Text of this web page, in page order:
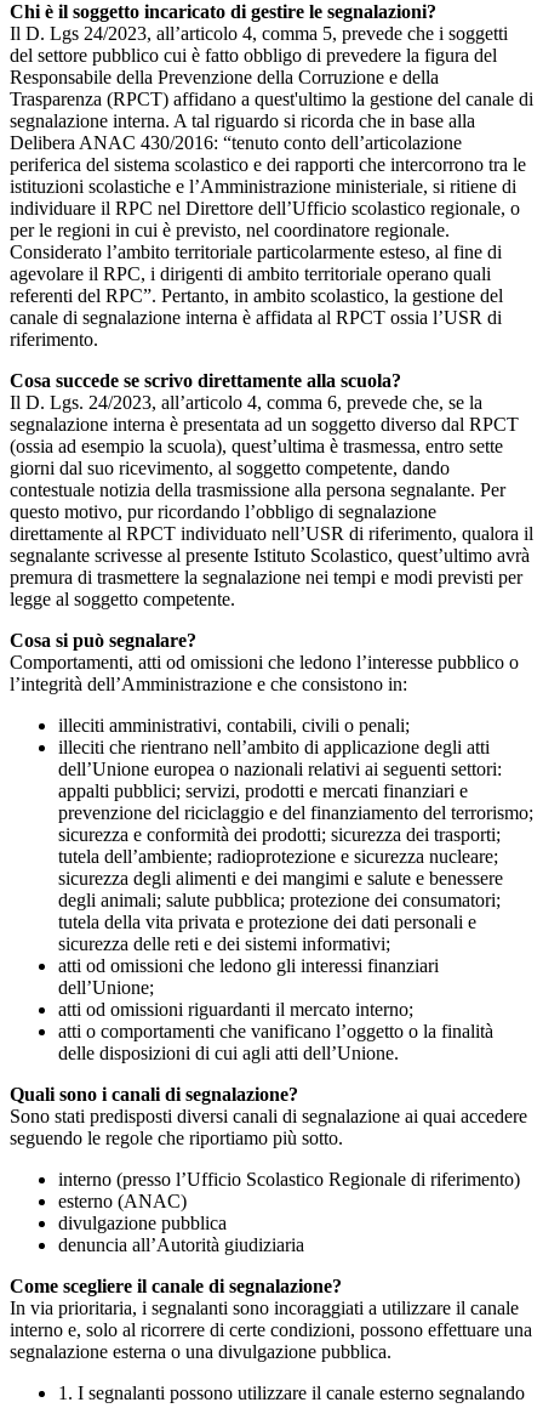
Chi è il soggetto incaricato di gestire le segnalazioni?
Il D. Lgs 24/2023, all’articolo 4, comma 5, prevede che i soggetti
del settore pubblico cui è fatto obbligo di prevedere la figura del
Responsabile della Prevenzione della Corruzione e della
Trasparenza (RPCT) affidano a quest'ultimo la gestione del canale di
segnalazione interna. A tal riguardo si ricorda che in base alla
Delibera ANAC 430/2016: “tenuto conto dell’articolazione
periferica del sistema scolastico e dei rapporti che intercorrono tra le
istituzioni scolastiche e l’Amministrazione ministeriale, si ritiene di
individuare il RPC nel Direttore dell’Ufficio scolastico regionale, o
per le regioni in cui è previsto, nel coordinatore regionale.
Considerato l’ambito territoriale particolarmente esteso, al fine di
agevolare il RPC, i dirigenti di ambito territoriale operano quali
referenti del RPC”. Pertanto, in ambito scolastico, la gestione del
canale di segnalazione interna è affidata al RPCT ossia l’USR di
riferimento.
Cosa succede se scrivo direttamente alla scuola?
Il D. Lgs. 24/2023, all’articolo 4, comma 6, prevede che, se la
segnalazione interna è presentata ad un soggetto diverso dal RPCT
(ossia ad esempio la scuola), quest’ultima è trasmessa, entro sette
giorni dal suo ricevimento, al soggetto competente, dando
contestuale notizia della trasmissione alla persona segnalante. Per
questo motivo, pur ricordando l’obbligo di segnalazione
direttamente al RPCT individuato nell’USR di riferimento, qualora il
segnalante scrivesse al presente Istituto Scolastico, quest’ultimo avrà
premura di trasmettere la segnalazione nei tempi e modi previsti per
legge al soggetto competente.
Cosa si può segnalare?
Comportamenti, atti od omissioni che ledono l’interesse pubblico o
l’integrità dell’Amministrazione e che consistono in:
illeciti amministrativi, contabili, civili o penali;
illeciti che rientrano nell’ambito di applicazione degli atti
dell’Unione europea o nazionali relativi ai seguenti settori:
appalti pubblici; servizi, prodotti e mercati finanziari e
prevenzione del riciclaggio e del finanziamento del terrorismo;
sicurezza e conformità dei prodotti; sicurezza dei trasporti;
tutela dell’ambiente; radioprotezione e sicurezza nucleare;
sicurezza degli alimenti e dei mangimi e salute e benessere
degli animali; salute pubblica; protezione dei consumatori;
tutela della vita privata e protezione dei dati personali e
sicurezza delle reti e dei sistemi informativi;
atti od omissioni che ledono gli interessi finanziari
dell’Unione;
atti od omissioni riguardanti il mercato interno;
atti o comportamenti che vanificano l’oggetto o la finalità
delle disposizioni di cui agli atti dell’Unione.
Quali sono i canali di segnalazione?
Sono stati predisposti diversi canali di segnalazione ai quai accedere
seguendo le regole che riportiamo più sotto.
interno (presso l’Ufficio Scolastico Regionale di riferimento)
esterno (ANAC)
divulgazione pubblica
denuncia all’Autorità giudiziaria
Come scegliere il canale di segnalazione?
In via prioritaria, i segnalanti sono incoraggiati a utilizzare il canale
interno e, solo al ricorrere di certe condizioni, possono effettuare una
segnalazione esterna o una divulgazione pubblica.
1. I segnalanti possono utilizzare il canale esterno segnalando